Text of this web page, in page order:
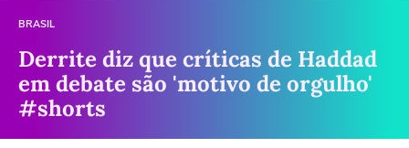
BRASIL
Derrite diz que críticas de Haddad
em debate são 'motivo de orgulho'
#shorts